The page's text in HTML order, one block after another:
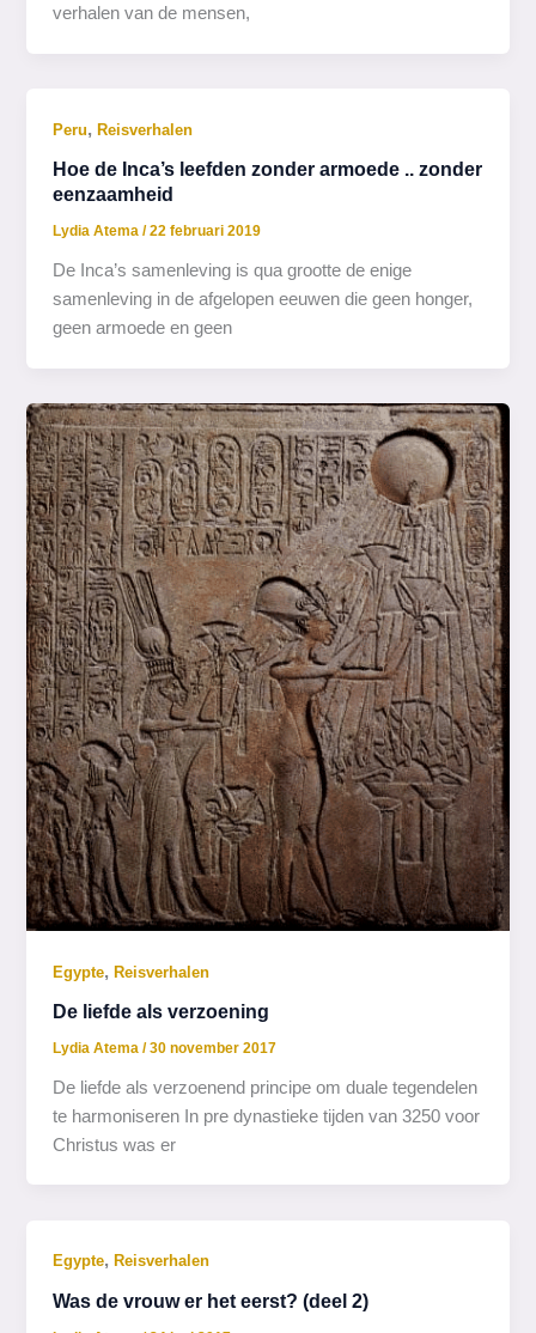
verhalen van de mensen,
Peru,Reisverhalen
Hoe de Inca’s leefden zonder armoede .. zonder
eenzaamheid
Lydia Atema/22 februari 2019
De Inca’s samenleving is qua grootte de enige
samenleving in de afgelopen eeuwen die geen honger,
geen armoede en geen
Egypte,Reisverhalen
De liefde als verzoening
Lydia Atema/30 november 2017
De liefde als verzoenend principe om duale tegendelen
te harmoniseren In pre dynastieke tijden van 3250 voor
Christus was er
Egypte,Reisverhalen
Was de vrouw er het eerst? (deel 2)